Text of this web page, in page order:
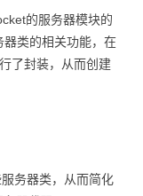
的服务器模块的
类的相关功能，在
了封装，从而创建
务器类，从而简化